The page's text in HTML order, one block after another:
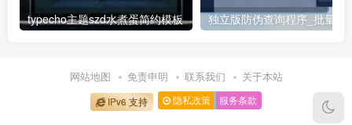
typecho主题szd水煮蛋简约模板
网站地图 免责申明 联系我们 关于本站
IPv6 支持 隐私政策 服务条款